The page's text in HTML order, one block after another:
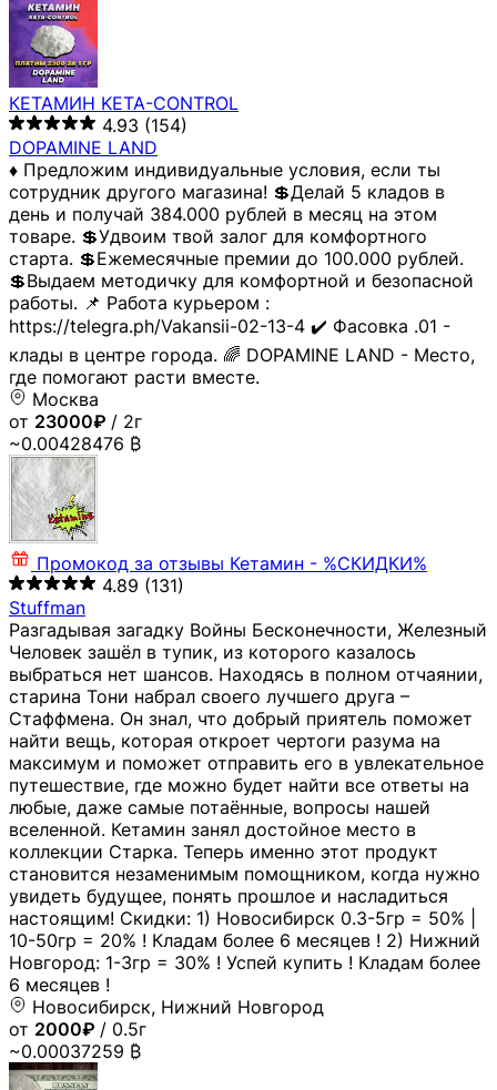
КЕТАМИН KETA-CONTROL
4.93 (154)
DOPAMINE LAND
♦️ Предложим индивидуальные условия, если ты
сотрудник другого магазина! 💲Делай 5 кладов в
день и получай 384.000 рублей в месяц на этом
товаре. 💲Удвоим твой залог для комфортного
старта. 💲Ежемесячные премии до 100.000 рублей.
💲Выдаем методичку для комфортной и безопасной
работы. 📌 Работа курьером :
https://telegra.ph/Vakansii-02-13-4 ✔️ Фасовка .01 -
клады в центре города. 🌈 DOPAMINE LAND - Место,
где помогают расти вместе.
Москва
от 23000₽ / 2г
~0.00428476 ₿
Промокод за отзывы Кетамин - %СКИДКИ%
4.89 (131)
Stuffman
Разгадывая загадку Войны Бесконечности, Железный
Человек зашёл в тупик, из которого казалось
выбраться нет шансов. Находясь в полном отчаянии,
старина Тони набрал своего лучшего друга –
Стаффмена. Он знал, что добрый приятель поможет
найти вещь, которая откроет чертоги разума на
максимум и поможет отправить его в увлекательное
путешествие, где можно будет найти все ответы на
любые, даже самые потаённые, вопросы нашей
вселенной. Кетамин занял достойное место в
коллекции Старка. Теперь именно этот продукт
становится незаменимым помощником, когда нужно
увидеть будущее, понять прошлое и насладиться
настоящим! Скидки: 1) Новосибирск 0.3-5гр = 50% |
10-50гр = 20% ! Кладам более 6 месяцев ! 2) Нижний
Новгород: 1-3гр = 30% ! Успей купить ! Кладам более
6 месяцев !
Новосибирск, Нижний Новгород
от 2000₽ / 0.5г
~0.00037259 ₿